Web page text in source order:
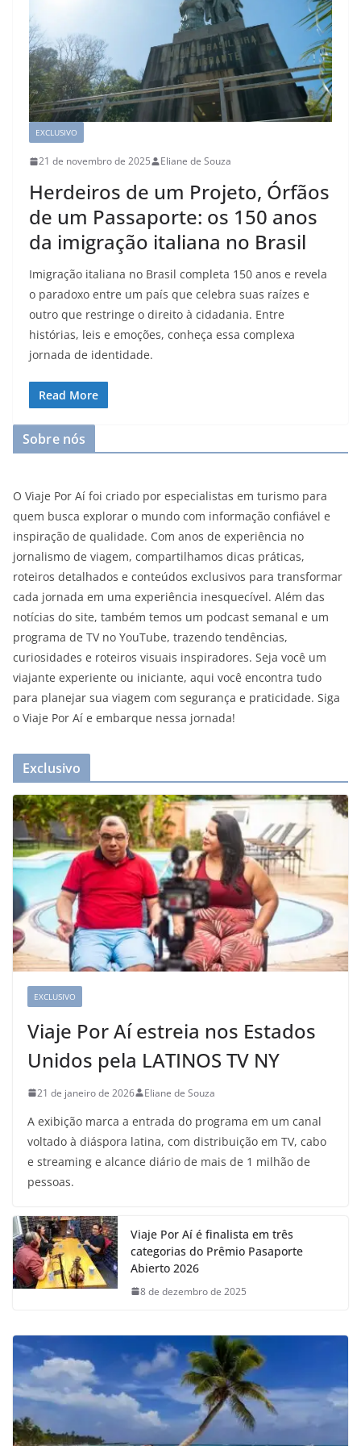
EXCLUSIVO
21 de novembro de 2025 Eliane de Souza
Herdeiros de um Projeto, Órfãos
de um Passaporte: os 150 anos
da imigração italiana no Brasil
Imigração italiana no Brasil completa 150 anos e revela
o paradoxo entre um país que celebra suas raízes e
outro que restringe o direito à cidadania. Entre
histórias, leis e emoções, conheça essa complexa
jornada de identidade.
Read More
Sobre nós
O Viaje Por Aí foi criado por especialistas em turismo para
quem busca explorar o mundo com informação confiável e
inspiração de qualidade. Com anos de experiência no
jornalismo de viagem, compartilhamos dicas práticas,
roteiros detalhados e conteúdos exclusivos para transformar
cada jornada em uma experiência inesquecível. Além das
notícias do site, também temos um podcast semanal e um
programa de TV no YouTube, trazendo tendências,
curiosidades e roteiros visuais inspiradores. Seja você um
viajante experiente ou iniciante, aqui você encontra tudo
para planejar sua viagem com segurança e praticidade. Siga
o Viaje Por Aí e embarque nessa jornada!
Exclusivo
EXCLUSIVO
Viaje Por Aí estreia nos Estados
Unidos pela LATINOS TV NY
21 de janeiro de 2026 Eliane de Souza
A exibição marca a entrada do programa em um canal
voltado à diáspora latina, com distribuição em TV, cabo
e streaming e alcance diário de mais de 1 milhão de
pessoas.
Viaje Por Aí é finalista em três
categorias do Prêmio Pasaporte
Abierto 2026
8 de dezembro de 2025